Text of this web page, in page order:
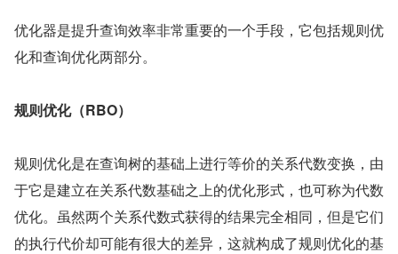
优化器是提升查询效率非常重要的一个手段，它包括规则优
化和查询优化两部分。
规则优化（RBO）
规则优化是在查询树的基础上进行等价的关系代数变换，由
于它是建立在关系代数基础之上的优化形式，也可称为代数
优化。虽然两个关系代数式获得的结果完全相同，但是它们
的执行代价却可能有很大的差异，这就构成了规则优化的基